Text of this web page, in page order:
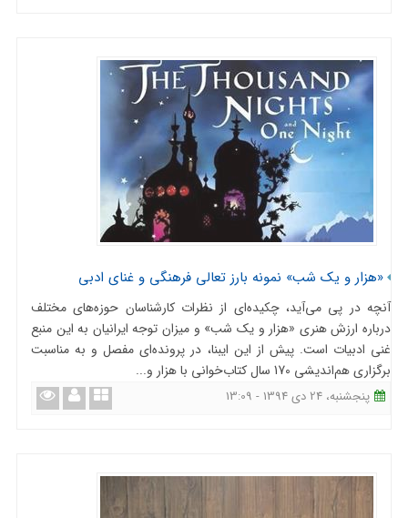
«هزار و یک شب» نمونه بارز تعالی فرهنگی و غنای ادبی
آنچه در پی می‌آید، چکیده‌ای از نظرات کارشناسان حوزه‌های مختلف
درباره ارزش هنری «هزار و یک شب» و میزان توجه ایرانیان به این منبع
غنی ادبیات است. پیش از این ایبنا، در پرونده‌ای مفصل و به مناسبت
برگزاری هم‌اندیشی 170 سال کتاب‌خوانی با هزار و...
پنجشنبه، 24 دی 1394 - 13:09